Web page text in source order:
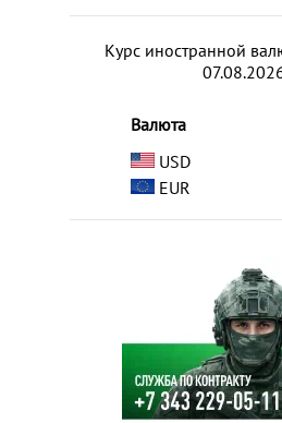
Курс иностранной
Валюта
USD
EUR